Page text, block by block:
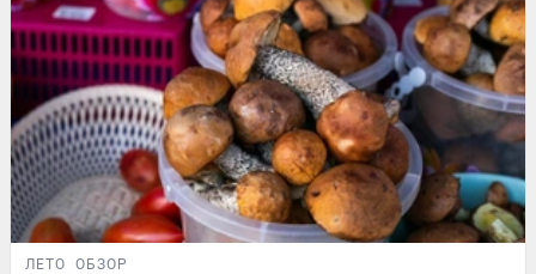
ЛЕТО ОБЗОР